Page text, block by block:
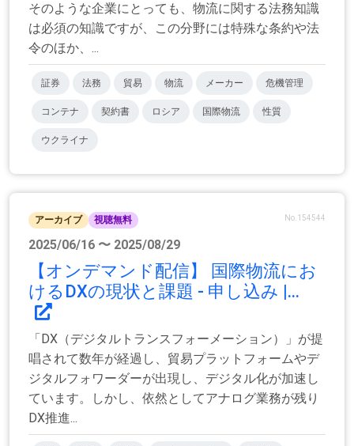
そのような企業にとっても、物流に関する法務知識
は必須の知識ですが、この分野には特殊な条約や法
令のほか、...
証券 法務 貿易 物流 メーカー 危機管理
コンテナ 契約書 ロシア 国際物流 性質
ウクライナ
アーカイブ 視聴無料 No.154544
2025/06/16 〜 2025/08/29
【オンデマンド配信】 国際物流にお
けるDXの現状と課題 - 申し込み |...
「DX（デジタルトランスフォーメーション）」が提
唱されて数年が経過し、貿易プラットフォームやデ
ジタルフォワーダーが出現し、デジタル化が加速し
ています。しかし、依然としてアナログ業務が残り
DX推進...